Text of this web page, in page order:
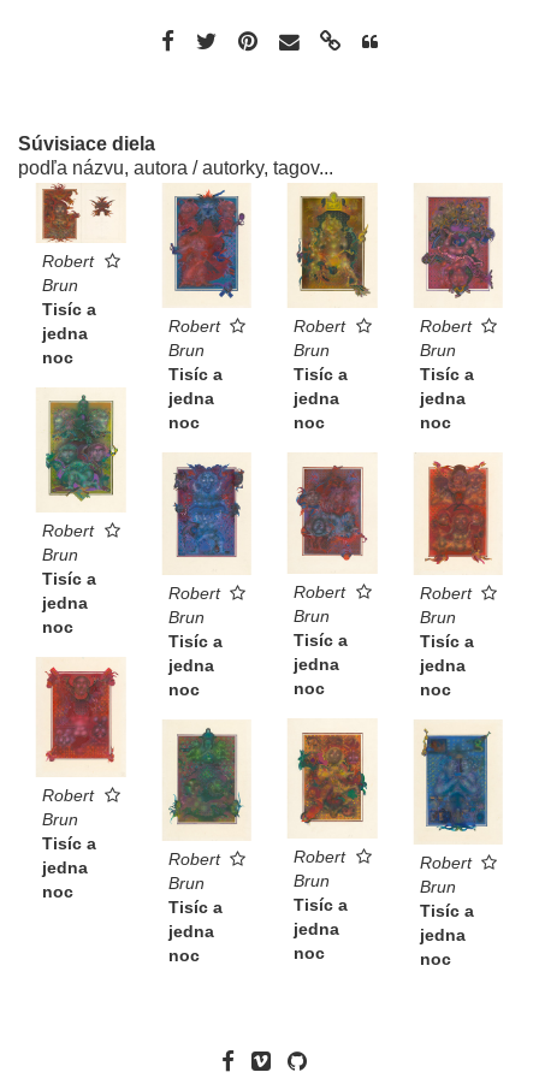
Súvisiace diela
podľa názvu, autora / autorky, tagov...
Robert
Brun
Tisíc a
jedna
noc
Robert
Brun
Tisíc a
jedna
noc
Robert
Brun
Tisíc a
jedna
noc
Robert
Brun
Tisíc a
jedna
noc
Robert
Brun
Tisíc a
jedna
noc
Robert
Brun
Tisíc a
jedna
noc
Robert
Brun
Tisíc a
jedna
noc
Robert
Brun
Tisíc a
jedna
noc
Robert
Brun
Tisíc a
jedna
noc
Robert
Brun
Tisíc a
jedna
noc
Robert
Brun
Tisíc a
jedna
noc
Robert
Brun
Tisíc a
jedna
noc